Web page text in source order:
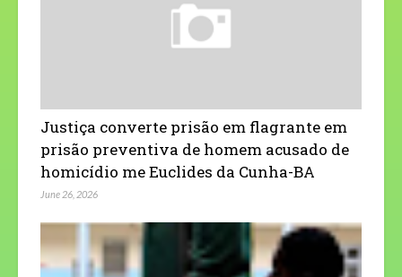
Justiça converte prisão em flagrante em
prisão preventiva de homem acusado de
homicídio me Euclides da Cunha-BA
June 26, 2026